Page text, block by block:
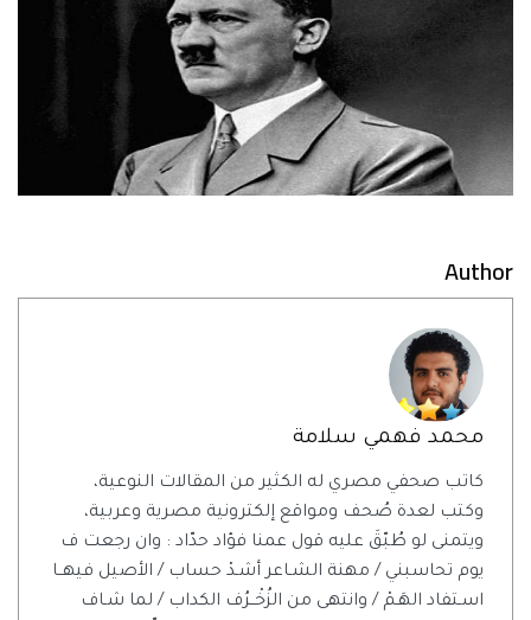
Author
محمد فهمي سلامة
كاتب صحفي مصري له الكثير من المقالات النوعية،
وكتب لعدة صُحف ومواقع إلكترونية مصرية وعربية،
ويتمنى لو طُبّقَ عليه قول عمنا فؤاد حدّاد : وان رجعت ف
يوم تحاسبني / مهنة الشـاعر أشـدْ حساب / الأصيل فيهــا
اسـتفاد الهَـمْ / وانتهى من الزُخْــرُف الكداب / لما شـاف